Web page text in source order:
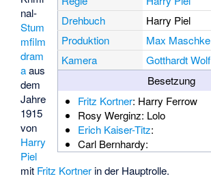
Drehbuch
Harry Piel
Produktion
Max Maschke
Kamera
Gotthardt Wolf
Besetzung
Fritz Kortner: Harry Ferrow
Rosy Werginz: Lolo
Erich Kaiser-Titz:
Carl Bernhardy:
nal-
Stum
mfilm
dram
aaus
dem
Jahre
1915
von
Harry
Piel
mit Fritz Kortner in der Hauptrolle.